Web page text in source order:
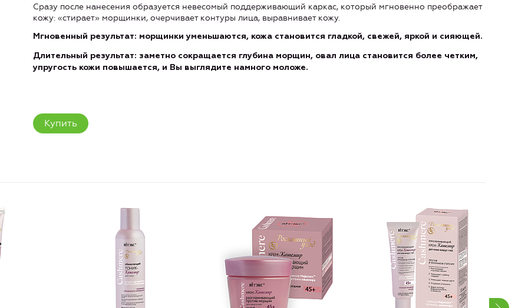
Сразу после нанесения образуется невесомый поддерживающий каркас, который мгновенно преображает
кожу: «стирает» морщинки, очерчивает контуры лица, выравнивает кожу.
Мгновенный результат: морщинки уменьшаются, кожа становится гладкой, свежей, яркой и сияющей.
Длительный результат: заметно сокращается глубина морщин, овал лица становится более четким,
упругость кожи повышается, и Вы выглядите намного моложе.
Купить